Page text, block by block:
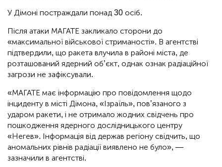
У Дімоні постраждали понад 30 осіб.
Після атаки МАГАТЕ закликало сторони до
«максимальної військової стриманості». В агентстві
підтвердили, що ракета влучила в районі міста, де
розташований ядерний об’єкт, однак ознак радіаційної
загрози не зафіксували.
«МАГАТЕ має інформацію про повідомлення щодо
інциденту в місті Дімона, «Ізраїль», пов’язаного з
ударом ракети, і не отримало жодних свідчень про
пошкодження ядерного дослідницького центру
«Негев». Інформація від держав регіону свідчить, що
аномальних рівнів радіації виявлено не було», —
зазначили в агентстві.